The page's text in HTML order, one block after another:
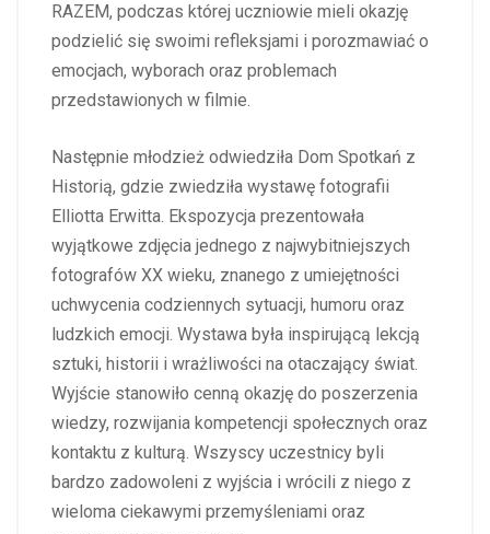
RAZEM, podczas której uczniowie mieli okazję
podzielić się swoimi refleksjami i porozmawiać o
emocjach, wyborach oraz problemach
przedstawionych w filmie.
Następnie młodzież odwiedziła Dom Spotkań z
Historią, gdzie zwiedziła wystawę fotografii
Elliotta Erwitta. Ekspozycja prezentowała
wyjątkowe zdjęcia jednego z najwybitniejszych
fotografów XX wieku, znanego z umiejętności
uchwycenia codziennych sytuacji, humoru oraz
ludzkich emocji. Wystawa była inspirującą lekcją
sztuki, historii i wrażliwości na otaczający świat.
Wyjście stanowiło cenną okazję do poszerzenia
wiedzy, rozwijania kompetencji społecznych oraz
kontaktu z kulturą. Wszyscy uczestnicy byli
bardzo zadowoleni z wyjścia i wrócili z niego z
wieloma ciekawymi przemyśleniami oraz